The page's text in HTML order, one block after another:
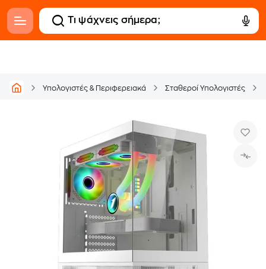
Υπολογιστές & Περιφερειακά Σταθεροί Υπολογιστές